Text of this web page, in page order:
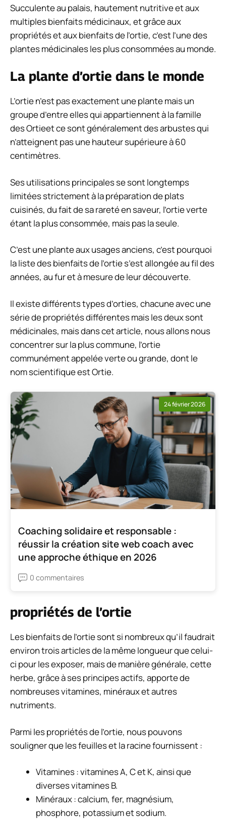
Succulente au palais, hautement nutritive et aux
multiples bienfaits médicinaux, et grâce aux
propriétés et aux bienfaits de l’ortie, c’est l’une des
plantes médicinales les plus consommées au monde.
La plante d’ortie dans le monde
L’ortie n’est pas exactement une plante mais un
groupe d’entre elles qui appartiennent à la famille
desOrtieet ce sont généralement des arbustes qui
n’atteignent pas une hauteur supérieure à 60
centimètres.
Ses utilisations principales se sont longtemps
limitées strictement à la préparation de plats
cuisinés, du fait de sa rareté en saveur, l’ortie verte
étant la plus consommée, mais pas la seule.
C’est une plante aux usages anciens, c’est pourquoi
la liste des bienfaits de l’ortie s’est allongée au fil des
années, au fur et à mesure de leur découverte.
Il existe différents types d’orties, chacune avec une
série de propriétés différentes mais les deux sont
médicinales, mais dans cet article, nous allons nous
concentrer sur la plus commune, l’ortie
communément appelée verte ou grande, dont le
nom scientifique estOrtie.
24 février 2026
Coaching solidaire et responsable :
réussir la création site web coach avec
une approche éthique en 2026
0 commentaires
propriétés de l’ortie
Les bienfaits de l’ortie sont si nombreux qu’il faudrait
environ trois articles de la même longueur que celui-
ci pour les exposer, mais de manière générale, cette
herbe, grâce à ses principes actifs, apporte de
nombreuses vitamines, minéraux et autres
nutriments.
Parmi les propriétés de l’ortie, nous pouvons
souligner que les feuilles et la racine fournissent :
Vitamines : vitamines A, C et K, ainsi que
diverses vitamines B.
Minéraux : calcium, fer, magnésium,
phosphore, potassium et sodium.